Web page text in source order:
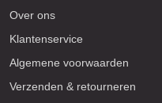
Over ons
Klantenservice
Algemene voorwaarden
Verzenden & retourneren